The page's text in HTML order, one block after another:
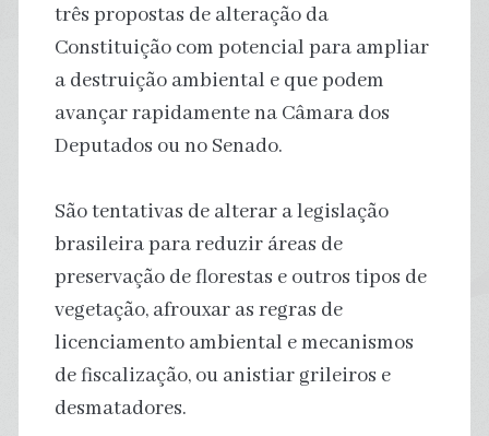
três propostas de alteração da
Constituição com potencial para ampliar
a destruição ambiental e que podem
avançar rapidamente na Câmara dos
Deputados ou no Senado.
São tentativas de alterar a legislação
brasileira para reduzir áreas de
preservação de florestas e outros tipos de
vegetação, afrouxar as regras de
licenciamento ambiental e mecanismos
de fiscalização, ou anistiar grileiros e
desmatadores.